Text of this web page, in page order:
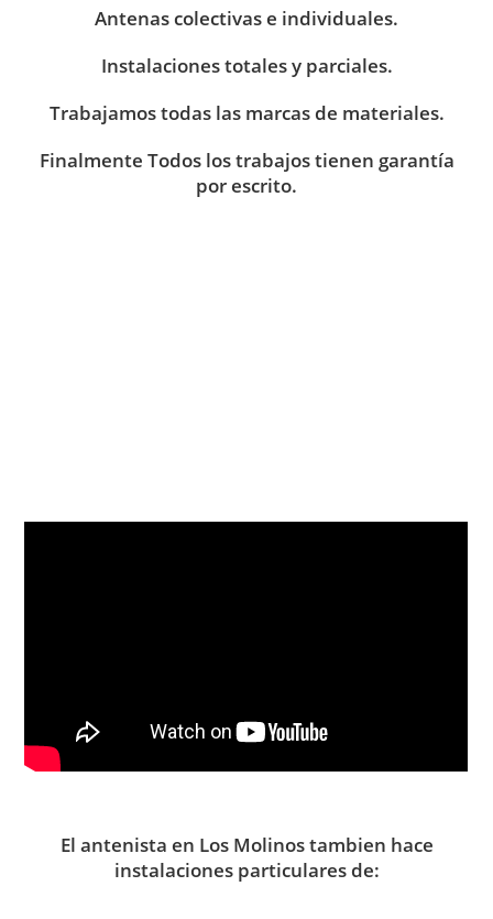
Antenas colectivas e individuales.
Instalaciones totales y parciales.
Trabajamos todas las marcas de materiales.
Finalmente Todos los trabajos tienen garantía
por escrito.
El antenista en Los Molinos tambien hace
instalaciones particulares de: